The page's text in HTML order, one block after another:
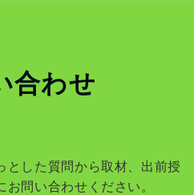
合わせ
とした質問から取材、出前授
問い合わせください。